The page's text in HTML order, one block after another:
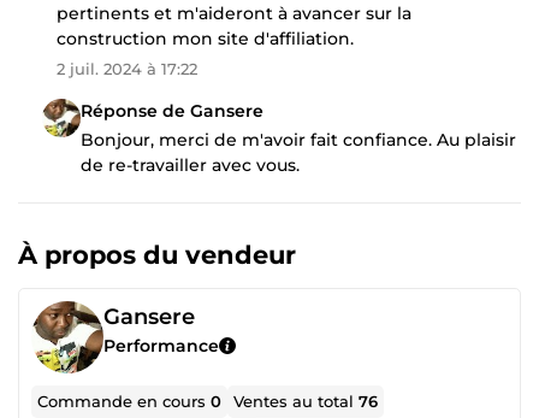
pertinents et m'aideront à avancer sur la
construction mon site d'affiliation.
2 juil. 2024 à 17:22
Réponse de Gansere
Bonjour, merci de m'avoir fait confiance. Au plaisir
de re-travailler avec vous.
À propos du vendeur
Gansere
Performance
Commande en cours0 Ventes au total76